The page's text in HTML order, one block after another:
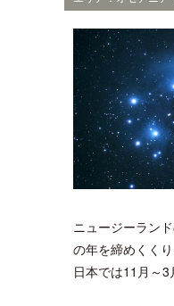
ニュージーラン
の年を締めくく
日本では11月～3